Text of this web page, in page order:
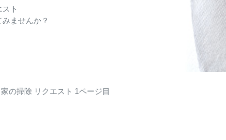
ト
ませんか？
家の掃除 リクエスト 1ページ目